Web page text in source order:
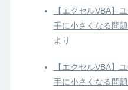
【エクセルVBA】
手に小さくなる問
より
【エクセルVBA】
手に小さくなる問